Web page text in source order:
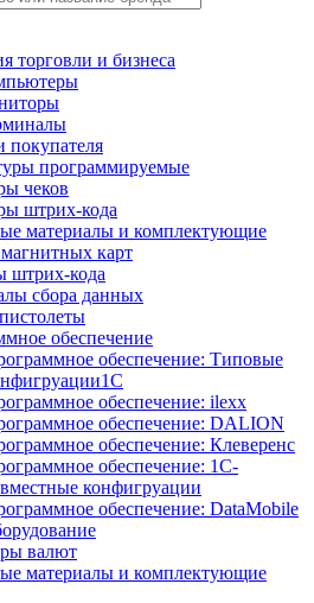
торговли и бизнеса
покупателя
программируемые
чеков
штрих-кода
материалы и комплектующие
карт
штрих-кода
сбора данных
обеспечение
обеспечение: Типовые
обеспечение: ilexx
обеспечение: DALION
обеспечение: Клеверенс
обеспечение: 1С-
конфигруации
обеспечение: DataMobile
валют
материалы и комплектующие